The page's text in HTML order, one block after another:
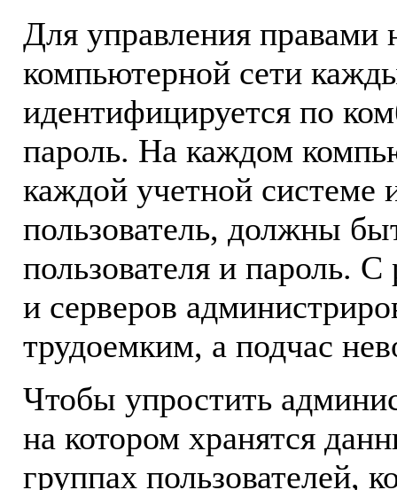
Для управления правами
компьютерной сети
идентифицируется по
пароль. На каждом
каждой учетной системе
пользователь, должны
пользователя и пароль. С
и серверов
трудоемким, а подчас
Чтобы упростить
на котором хранятся
группах пользователей,